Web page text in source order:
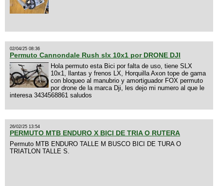
02/04/25 08:36
Permuto Cannondale Rush slx 10x1 por DRONE DJI
Hola permuto esta Bici por falta de uso, tiene SLX
10x1, llantas y frenos LX, Horquilla Axon tope de gama
con bloqueo al manubrio y amortiguador FOX permuto
por drone de la marca Dji, les dejo mi numero al que le
interesa 3434568861 saludos
26/02/25 13:54
PERMUTO MTB ENDURO X BICI DE TRIA O RUTERA
Permuto MTB ENDURO TALLE M BUSCO BICI DE TURA O
TRIATLON TALLE S.